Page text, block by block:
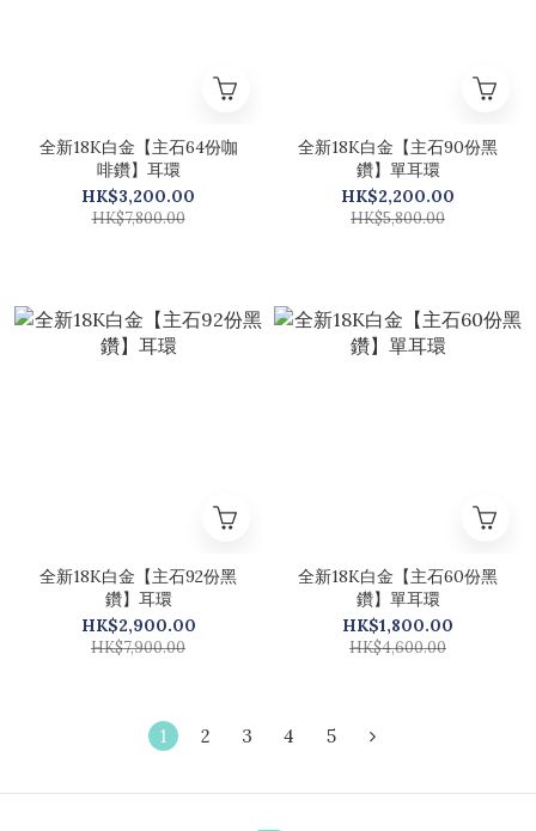
全新18K白金【主石64份咖
啡鑽】耳環
HK$3,200.00
HK$7,800.00
全新18K白金【主石90份黑
鑽】單耳環
HK$2,200.00
HK$5,800.00
全新18K白金【主石92份黑
鑽】耳環
HK$2,900.00
HK$7,900.00
全新18K白金【主石60份黑
鑽】單耳環
HK$1,800.00
HK$4,600.00
1 2 3 4 5